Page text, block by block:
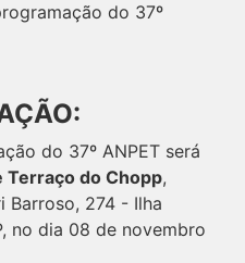
do 37º
do 37º ANPET será
Terraço do Chopp,
Barroso, 274 - Ilha
no dia 08 de novembro